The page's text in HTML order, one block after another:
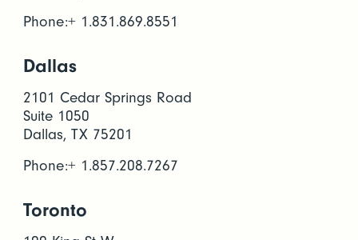
Phone:+ 1.831.869.8551
Dallas
2101 Cedar Springs Road
Suite 1050
Dallas, TX 75201
Phone:+ 1.857.208.7267
Toronto